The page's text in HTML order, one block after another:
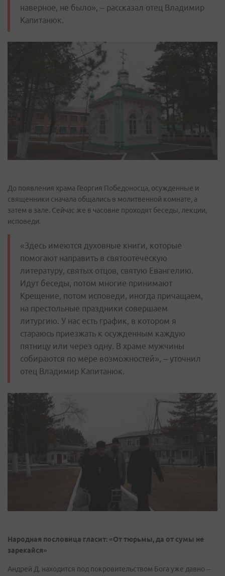
наверное, не было», – рассказал отец Владимир
Капитанюк.
До появления храма Георгия Победоносца, осужденные и
священники сначала общались в молитвенной комнате, а
затем в зале. Сейчас же в часовне проходят беседы, лекции,
исповеди.
«Здесь имеются духовные книги, которые
помогают направить в святоотеческую
литературу, святых отцов, святую Евангелию.
Идут беседы, потом многие принимают
Крещение, потом исповеди, иногда причащаем,
на престольные праздники совершаем
литургию. У нас есть график, в котором я
стараюсь приезжать к осужденным каждую
пятницу или через одну. В храме мужчины
собираются по мере возможностей», – уточнил
отец Владимир Капитанюк.
Народная пословица гласит: «От тюрьмы, да от сумы не
зарекайся»
Андрей Д. находится под покровительством Бога уже давно –